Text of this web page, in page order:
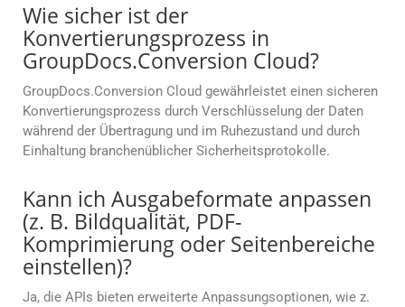
Wie sicher ist der
Konvertierungsprozess in
GroupDocs.Conversion Cloud?
GroupDocs.Conversion Cloud gewährleistet einen sicheren
Konvertierungsprozess durch Verschlüsselung der Daten
während der Übertragung und im Ruhezustand und durch
Einhaltung branchenüblicher Sicherheitsprotokolle.
Kann ich Ausgabeformate anpassen
(z. B. Bildqualität, PDF-
Komprimierung oder Seitenbereiche
einstellen)?
Ja, die APIs bieten erweiterte Anpassungsoptionen, wie z.